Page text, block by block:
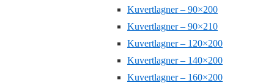
Kuvertlagner – 90×200
Kuvertlagner – 90×210
Kuvertlagner – 120×200
Kuvertlagner – 140×200
Kuvertlagner – 160×200